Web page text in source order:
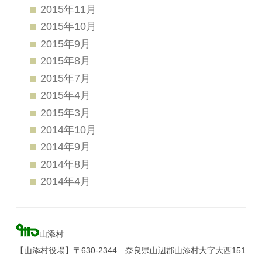
2015年11月
2015年10月
2015年9月
2015年8月
2015年7月
2015年4月
2015年3月
2014年10月
2014年9月
2014年8月
2014年4月
山添村
【山添村役場】〒630-2344 奈良県山辺郡山添村大字大西151